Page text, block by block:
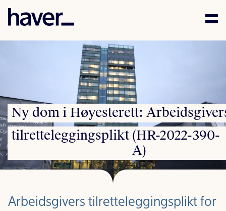
Kompetanse
Mennesker
Aktuelt
Karriere
Samfunnsansvar
Ny dom i Høyesterett:
tilretteleggingsplikt (HR-2022-390-
A)
Arbeidsgivers tilretteleggingsplikt for